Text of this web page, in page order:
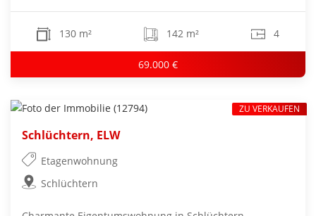
130 m² 142 m² 4
69.000 €
Schlüchtern, ELW
Etagenwohnung
Schlüchtern
ZU VERKAUFEN